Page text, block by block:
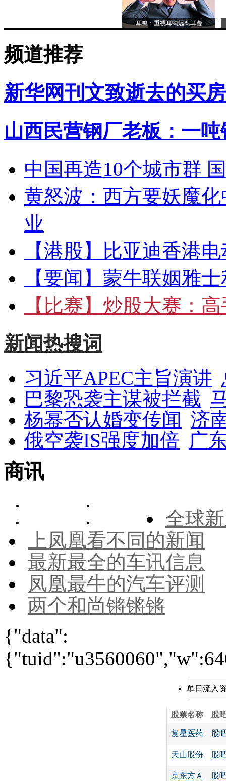
耳鸣：重视耳鸣远离耳聋
频道推荐
新华网刊文致逝去的买
山西民营钢厂老板：一
中国再造10个城市群
黄怒波：西方要妖魔
业
【港股】
比亚迪香港
【要闻】 蒙牛联姻雅
【比赛】 炒股大赛：高
新闻热搜词
习近平APEC主旨演讲
巴黎恐袭主谋被拦截
杨幂否认婚变传闻 济
俄空袭IS强度加倍 广
商讯
全球
上凤凰看不同的新闻
最新最全的车讯信息
凤凰最牛的汽车评测
两个和尚锵锵锵
{"data":
单日流入
股票名称 股
复星医药 股
天山股份 股
京东方Ａ 股